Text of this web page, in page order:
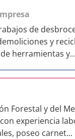
de
y
herramientas y...
Forestal y del
experiencia
poseo carnet...